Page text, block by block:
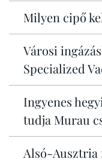
Milyen cipő
Városi
Specialized
Ingyenes
tudja Murau
Alsó-Ausztria